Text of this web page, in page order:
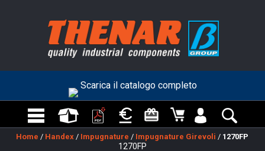
Scarica il catalogo completo
Scopri la nuova App di Thenar per Android
Home / Handex / Impugnature / Impugnature Girevoli / 1270FP
1270FP